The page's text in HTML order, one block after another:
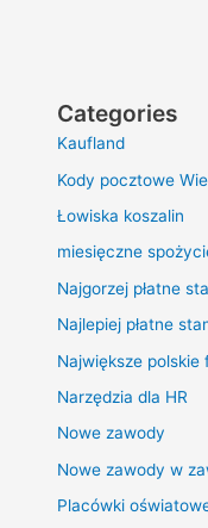
Categories
Kaufland
Kody pocztowe
Łowiska koszalin
miesięczne
Najgorzej płatne
Najlepiej płatne
Największe polskie
Narzędzia dla HR
Nowe zawody
Nowe zawody w
Placówki